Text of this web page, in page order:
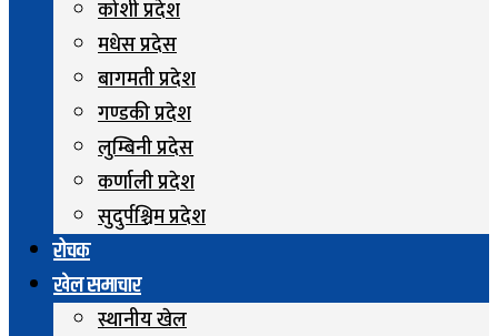
कोशी प्रदेश
मधेस प्रदेस
बागमती प्रदेश
गण्डकी प्रदेश
लुम्बिनी प्रदेस
कर्णाली प्रदेश
सुदुर्पश्चिम प्रदेश
रोचक
खेल समाचार
स्थानीय खेल